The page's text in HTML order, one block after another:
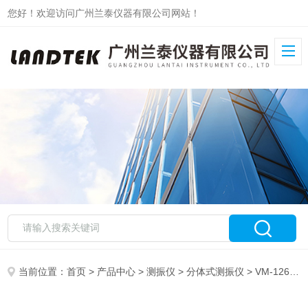
您好！欢迎访问广州兰泰仪器有限公司网站！
当前位置：首页 > 产品中心 >测振仪 >分体式测振仪 > VM-1260DET测振仪